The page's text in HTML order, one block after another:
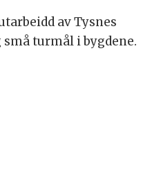
av Tysnes
turmål i bygdene.